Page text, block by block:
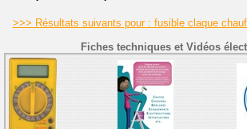
>>> Résultats suivants pour : fusible claque
Fiches techniques et Vidéos